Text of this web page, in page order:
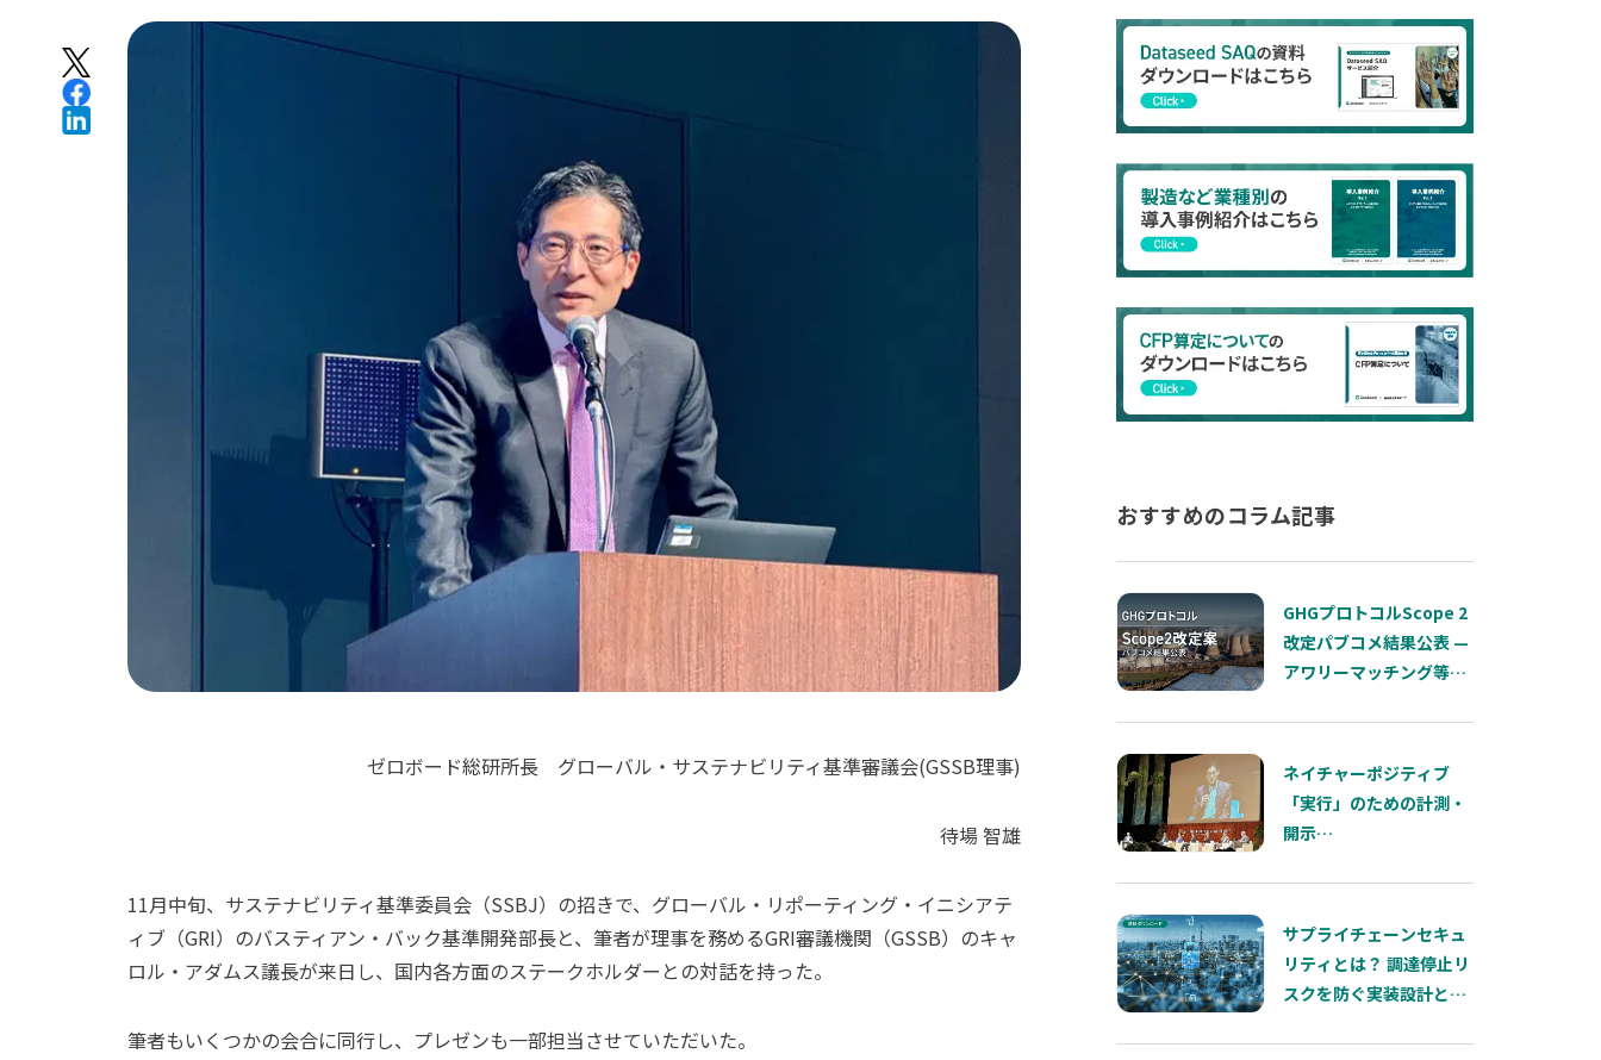
ゼロボード総研所長 グローバル・サステナビリティ基準審議会(GSSB理事)
待場 智雄
11月中旬、サステナビリティ基準委員会（SSBJ）の招きで、グローバル・リポーティング・イニシアテ
ィブ（GRI）のバスティアン・バック基準開発部長と、筆者が理事を務めるGRI審議機関（GSSB）のキャ
ロル・アダムス議長が来日し、国内各方面のステークホルダーとの対話を持った。
筆者もいくつかの会合に同行し、プレゼンも一部担当させていただいた。
おすすめのコラム記事
GHGプロトコルScope 2
改定パブコメ結果公表 —
アワリーマッチング等で
へ
ネイチャーポジティブ
「実行」のための計測・
開示
インパクトと「依存」の
両輪
サプライチェーンセキュ
リティとは？ 調達停止リ
スクを防ぐ実装設計と